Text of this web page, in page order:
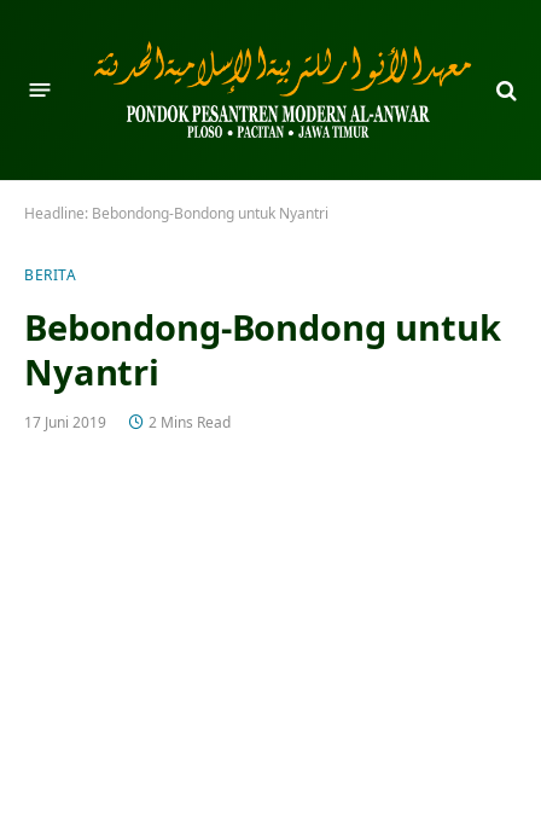
Headline: Bebondong-Bondong untuk Nyantri
BERITA
Bebondong-Bondong untuk
Nyantri
17 Juni 2019 2 Mins Read